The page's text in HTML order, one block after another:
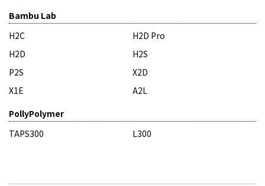
Bambu Lab
H2C
H2D Pro
H2D
H2S
P2S
X2D
X1E
A2L
PollyPolymer
TAPS300
L300